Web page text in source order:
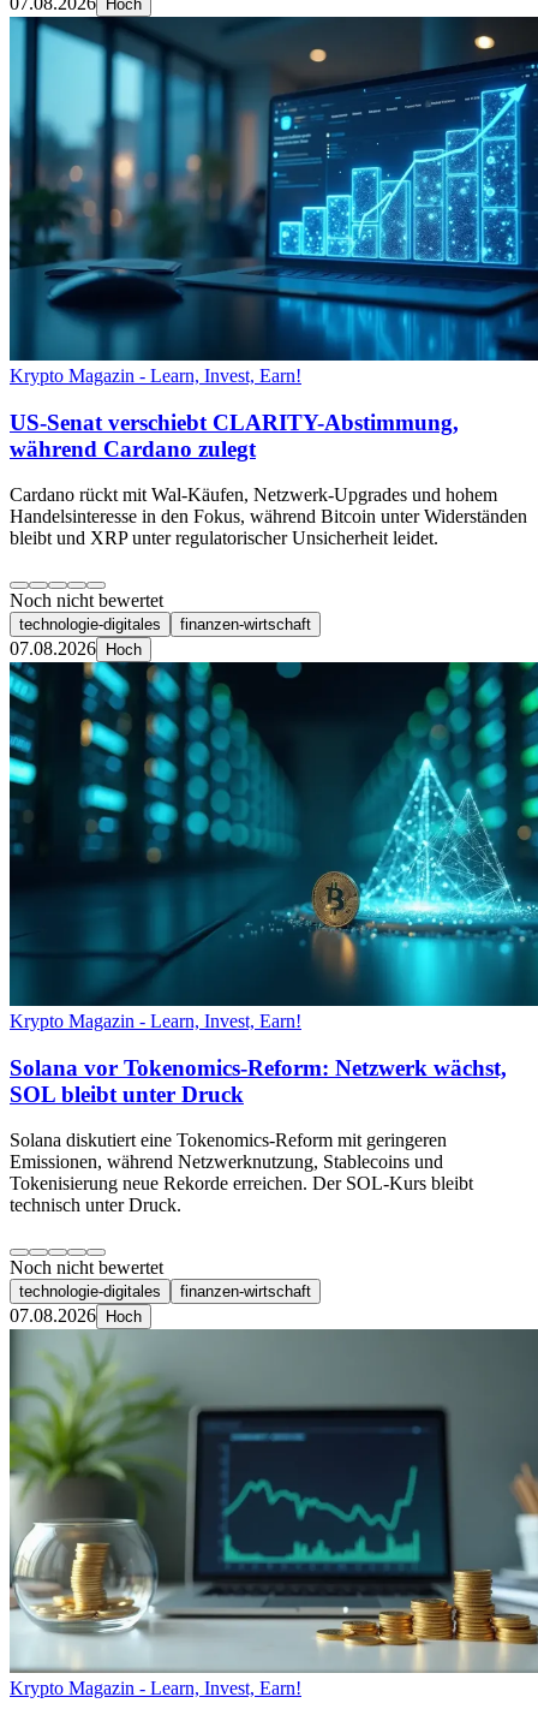
Hoch
Krypto Magazin - Learn, Invest, Earn!
US-Senat verschiebt CLARITY-Abstimmung,
während Cardano zulegt
Cardano rückt mit Wal-Käufen, Netzwerk-Upgrades und hohem
Handelsinteresse in den Fokus, während Bitcoin unter Widerständen
bleibt und XRP unter regulatorischer Unsicherheit leidet.
Noch nicht bewertet
technologie-digitales finanzen-wirtschaft
07.08.2026 Hoch
Krypto Magazin - Learn, Invest, Earn!
Solana vor Tokenomics-Reform: Netzwerk wächst,
SOL bleibt unter Druck
Solana diskutiert eine Tokenomics-Reform mit geringeren
Emissionen, während Netzwerknutzung, Stablecoins und
Tokenisierung neue Rekorde erreichen. Der SOL-Kurs bleibt
technisch unter Druck.
Noch nicht bewertet
technologie-digitales finanzen-wirtschaft
07.08.2026 Hoch
Krypto Magazin - Learn, Invest, Earn!